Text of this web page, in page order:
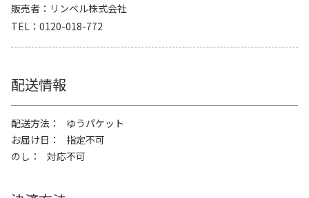
販売者
リンベル株式会社
TEL
0120-018-772
配送情報
配送方法
ゆうパケット
お届け日
指定不可
のし
対応不可